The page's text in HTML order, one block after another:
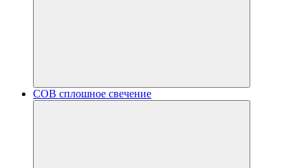
COB сплошное свечение